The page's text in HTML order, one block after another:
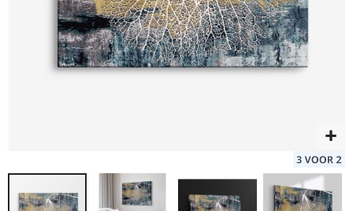
Set van 3
Special
Price
25,00 €